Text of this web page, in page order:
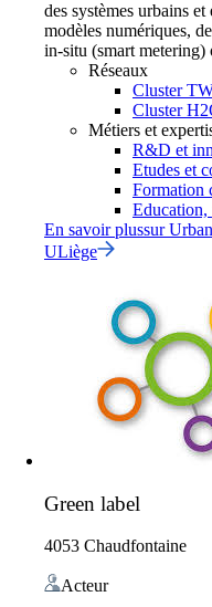
des systèmes urbains
modèles numériques,
in-situ (smart metering)
Réseaux
Cluster
Cluster
Métiers et
R&D et
Etudes et
Formation
Education,
En savoir plussur
ULiège
Green label
4053 Chaudfontaine
Acteur